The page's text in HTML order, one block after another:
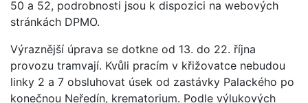
50 a 52, podrobnosti jsou k dispozici na webových
stránkách DPMO.
Výraznější úprava se dotkne od 13. do 22. října
provozu tramvají. Kvůli pracím v křižovatce nebudou
linky 2 a 7 obsluhovat úsek od zastávky Palackého po
konečnou Neředín, krematorium. Podle výlukových